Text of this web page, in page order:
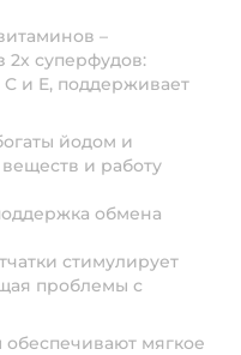
–
2х суперфудов:
и E, поддерживает
йодом и
и работу
обмена
стимулирует
проблемы с
мягкое